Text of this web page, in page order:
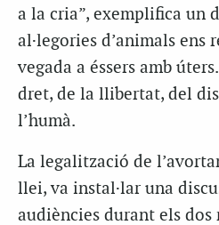
a la cria”, exemplifica un
al·legories d’animals ens
vegada a éssers amb
dret, de la llibertat, del
l’humà.
La legalització de
llei, va instal·lar una
audiències durant els dos